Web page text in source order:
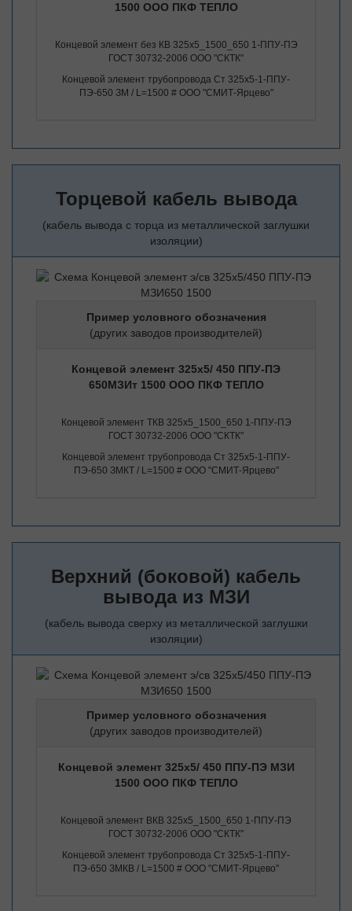
1500 ООО ПКФ ТЕПЛО
Концевой элемент без КВ 325х5_1500_650 1-ППУ-ПЭ
ГОСТ 30732-2006 ООО "СКТК"
Концевой элемент трубопровода Ст 325х5-1-ППУ-
ПЭ-650 ЗМ / L=1500 # ООО "СМИТ-Ярцево"
Торцевой кабель вывода
(кабель вывода с торца из металлической заглушки
изоляции)
Пример условного обозначения
(других заводов производителей)
Концевой элемент 325х5/ 450 ППУ-ПЭ
650МЗИт 1500 ООО ПКФ ТЕПЛО
Концевой элемент ТКВ 325х5_1500_650 1-ППУ-ПЭ
ГОСТ 30732-2006 ООО "СКТК"
Концевой элемент трубопровода Ст 325х5-1-ППУ-
ПЭ-650 ЗМКТ / L=1500 # ООО "СМИТ-Ярцево"
Верхний (боковой) кабель
вывода из МЗИ
(кабель вывода сверху из металлической заглушки
изоляции)
Пример условного обозначения
(других заводов производителей)
Концевой элемент 325х5/ 450 ППУ-ПЭ МЗИ
1500 ООО ПКФ ТЕПЛО
Концевой элемент ВКВ 325х5_1500_650 1-ППУ-ПЭ
ГОСТ 30732-2006 ООО "СКТК"
Концевой элемент трубопровода Ст 325х5-1-ППУ-
ПЭ-650 ЗМКВ / L=1500 # ООО "СМИТ-Ярцево"